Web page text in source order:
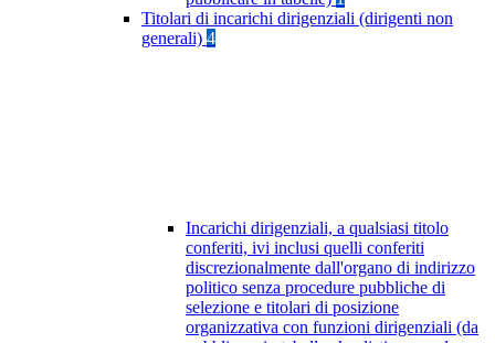
Titolari di incarichi dirigenziali (dirigenti non
generali) 4
Incarichi dirigenziali, a qualsiasi titolo
conferiti, ivi inclusi quelli conferiti
discrezionalmente dall'organo di indirizzo
politico senza procedure pubbliche di
selezione e titolari di posizione
organizzativa con funzioni dirigenziali (da